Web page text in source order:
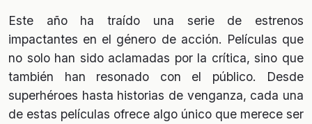
Este año ha traído una serie de estrenos
impactantes en el género de acción. Películas que
no solo han sido aclamadas por la crítica, sino que
también han resonado con el público. Desde
superhéroes hasta historias de venganza, cada una
de estas películas ofrece algo único que merece ser